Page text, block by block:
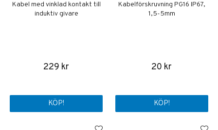
Kabel med vinklad kontakt till
induktiv givare
229 kr
KÖP!
Kabelförskruvning PG16 IP67,
1,5-5mm
20 kr
KÖP!